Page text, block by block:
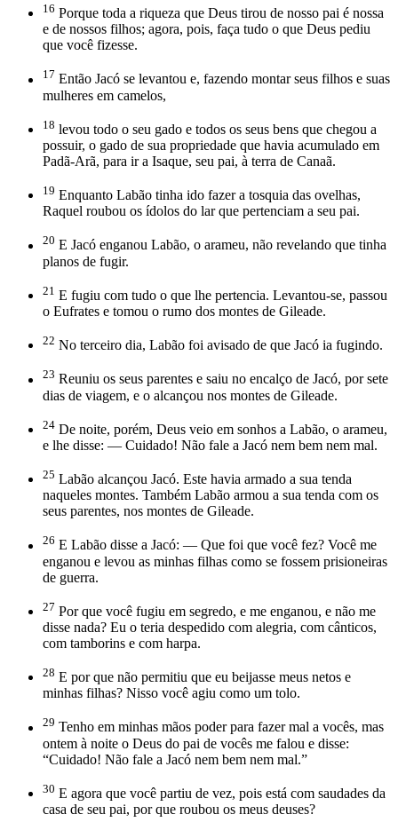
16 Porque toda a riqueza que Deus tirou de nosso pai é nossa
e de nossos filhos; agora, pois, faça tudo o que Deus pediu
que você fizesse.
17 Então Jacó se levantou e, fazendo montar seus filhos e suas
mulheres em camelos,
18 levou todo o seu gado e todos os seus bens que chegou a
possuir, o gado de sua propriedade que havia acumulado em
Padã-Arã, para ir a Isaque, seu pai, à terra de Canaã.
19 Enquanto Labão tinha ido fazer a tosquia das ovelhas,
Raquel roubou os ídolos do lar que pertenciam a seu pai.
20 E Jacó enganou Labão, o arameu, não revelando que tinha
planos de fugir.
21 E fugiu com tudo o que lhe pertencia. Levantou-se, passou
o Eufrates e tomou o rumo dos montes de Gileade.
22 No terceiro dia, Labão foi avisado de que Jacó ia fugindo.
23 Reuniu os seus parentes e saiu no encalço de Jacó, por sete
dias de viagem, e o alcançou nos montes de Gileade.
24 De noite, porém, Deus veio em sonhos a Labão, o arameu,
e lhe disse: — Cuidado! Não fale a Jacó nem bem nem mal.
25 Labão alcançou Jacó. Este havia armado a sua tenda
naqueles montes. Também Labão armou a sua tenda com os
seus parentes, nos montes de Gileade.
26 E Labão disse a Jacó: — Que foi que você fez? Você me
enganou e levou as minhas filhas como se fossem prisioneiras
de guerra.
27 Por que você fugiu em segredo, e me enganou, e não me
disse nada? Eu o teria despedido com alegria, com cânticos,
com tamborins e com harpa.
28 E por que não permitiu que eu beijasse meus netos e
minhas filhas? Nisso você agiu como um tolo.
29 Tenho em minhas mãos poder para fazer mal a vocês, mas
ontem à noite o Deus do pai de vocês me falou e disse:
“Cuidado! Não fale a Jacó nem bem nem mal.”
30 E agora que você partiu de vez, pois está com saudades da
casa de seu pai, por que roubou os meus deuses?